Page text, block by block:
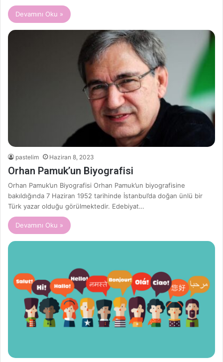
Devamını Oku »
pastelim Haziran 8, 2023
Orhan Pamuk’un Biyografisi
Orhan Pamuk’un Biyografisi Orhan Pamuk’un biyografisine
bakıldığında 7 Haziran 1952 tarihinde İstanbul’da doğan ünlü bir
Türk yazar olduğu görülmektedir. Edebiyat…
Devamını Oku »